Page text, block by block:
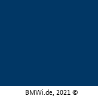
BMWi.de, 2021 ©